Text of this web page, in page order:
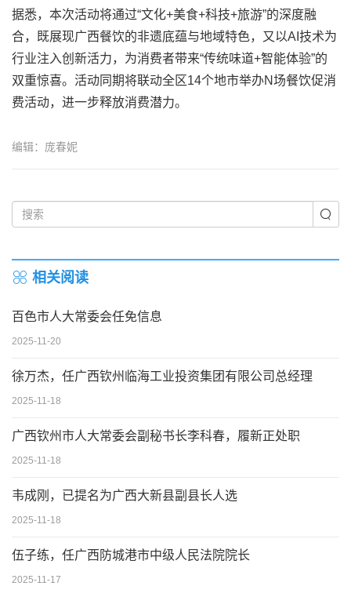
据悉，本次活动将通过“文化+美食+科技+旅游”的深度融
合，既展现广西餐饮的非遗底蕴与地域特色，又以AI技术为
行业注入创新活力，为消费者带来“传统味道+智能体验”的
双重惊喜。活动同期将联动全区14个地市举办N场餐饮促消
费活动，进一步释放消费潜力。​
编辑：庞春妮
相关阅读
百色市人大常委会任免信息
2025-11-20
徐万杰，任广西钦州临海工业投资集团有限公司总经理
2025-11-18
广西钦州市人大常委会副秘书长李科春，履新正处职
2025-11-18
韦成刚，已提名为广西大新县副县长人选
2025-11-18
伍子练，任广西防城港市中级人民法院院长
2025-11-17